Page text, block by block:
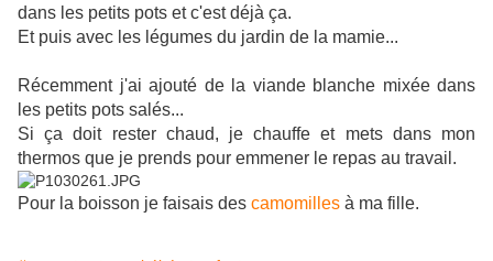
dans les petits pots et c'est déjà ça.
Et puis avec les légumes du jardin de la mamie...
Récemment j'ai ajouté de la viande blanche mixée dans
les petits pots salés...
Si ça doit rester chaud, je chauffe et mets dans mon
thermos que je prends pour emmener le repas au travail.
Pour la boisson je faisais des camomilles à ma fille.